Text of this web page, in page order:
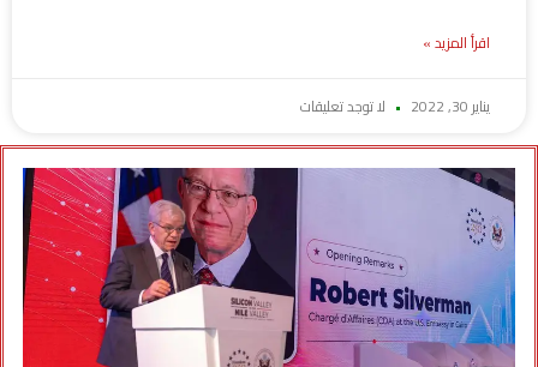
اقرأ المزيد »
يناير 30, 2022 لا توجد تعليقات